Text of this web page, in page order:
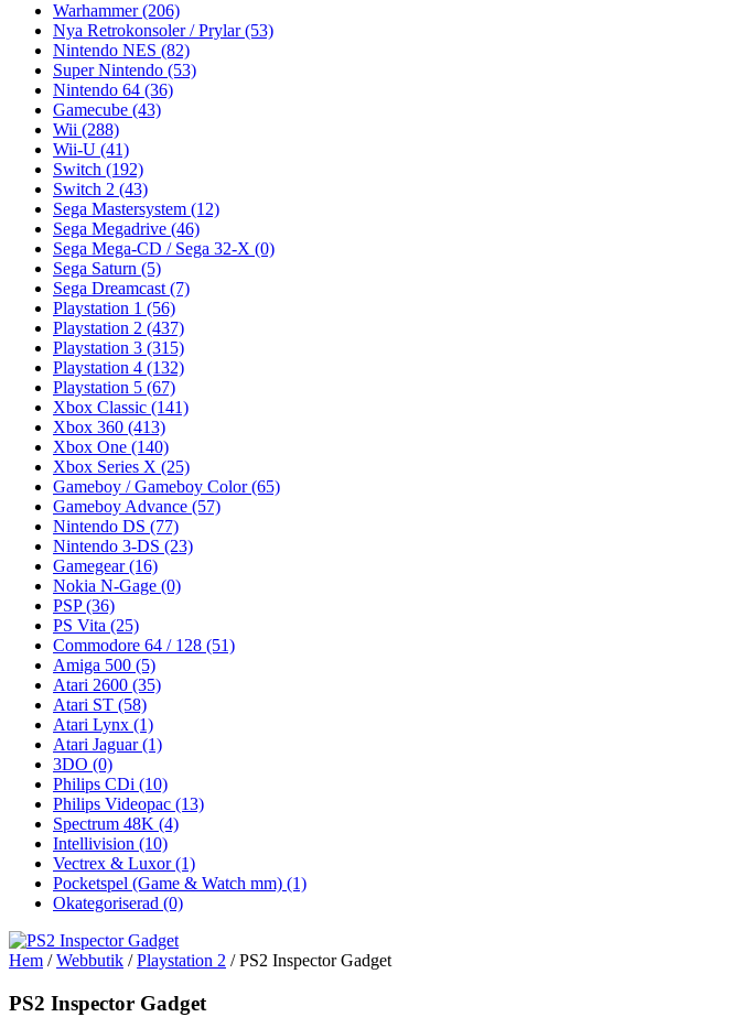
Warhammer(206)
Nya Retrokonsoler / Prylar(53)
Nintendo NES (82)
Super Nintendo (53)
Nintendo 64 (36)
Gamecube (43)
Wii (288)
Wii-U (41)
Switch (192)
Switch 2 (43)
Sega Mastersystem (12)
Sega Megadrive (46)
Sega Mega-CD / Sega 32-X (0)
Sega Saturn (5)
Sega Dreamcast (7)
Playstation 1 (56)
Playstation 2 (437)
Playstation 3 (315)
Playstation 4 (132)
Playstation 5 (67)
Xbox Classic (141)
Xbox 360 (413)
Xbox One (140)
Xbox Series X (25)
Gameboy / Gameboy Color(65)
Gameboy Advance (57)
Nintendo DS (77)
Nintendo 3-DS (23)
Gamegear(16)
Nokia N-Gage (0)
PSP(36)
PS Vita (25)
Commodore 64 / 128 (51)
Amiga 500 (5)
Atari 2600 (35)
Atari ST (58)
Atari Lynx (1)
Atari Jaguar(1)
3DO (0)
Philips CDi (10)
Philips Videopac (13)
Spectrum 48K (4)
Intellivision (10)
Vectrex & Luxor(1)
Pocketspel (Game & Watch mm) (1)
Okategoriserad (0)
Hem /Webbutik /Playstation 2 / PS2 Inspector Gadget
PS2 Inspector Gadget